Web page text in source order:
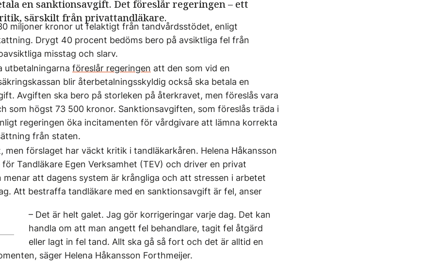
en sanktionsavgift. Det föreslår regeringen – ett
särskilt från privattandläkare.
miljoner kronor ut felaktigt från tandvårdsstödet, enligt
Drygt 40 procent bedöms bero på avsiktliga fel från
misstag och slarv.
utbetalningarna föreslår regeringen att den som vid en
blir återbetalningsskyldig också ska betala en
Avgiften ska bero på storleken på återkravet, men föreslås vara
som högst 73 500 kronor. Sanktionsavgiften, som föreslås träda i
regeringen öka incitamenten för vårdgivare att lämna korrekta
från staten.
men förslaget har väckt kritik i tandläkarkåren. Helena Håkansson
Tandläkare Egen Verksamhet (TEV) och driver en privat
att dagens system är krångliga och att stressen i arbetet
Att bestraffa tandläkare med en sanktionsavgift är fel, anser
– Det är helt galet. Jag gör korrigeringar varje dag. Det kan
handla om att man angett fel behandlare, tagit fel åtgärd
eller lagt in fel tand. Allt ska gå så fort och det är alltid en
säger Helena Håkansson Forthmeijer.